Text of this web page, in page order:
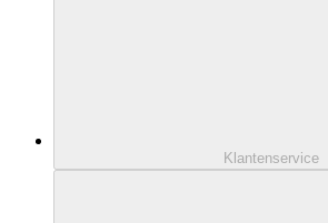
Klantenservice